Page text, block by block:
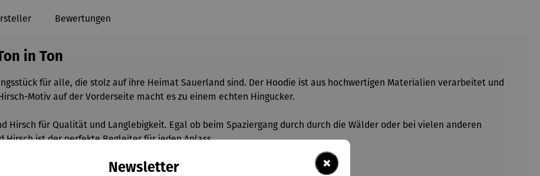
Bewertungen
in Ton
für alle, die stolz auf ihre Heimat Sauerland sind. Der Hoodie ist aus hochwertigen Materialien verarbeitet und
Motiv auf der Vorderseite macht es zu einem echten Hingucker.
Hirsch für Qualität und Langlebigkeit. Egal ob beim Spaziergang durch durch die Wälder oder bei vielen anderen
Hirsch ist der perfekte Begleiter für jeden Anlass.
×
Newsletter